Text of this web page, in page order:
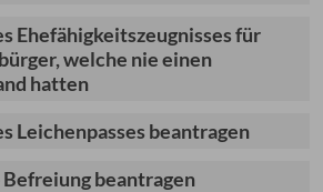
Ehefähigkeitszeugnisses für
welche nie einen
hatten
Leichenpasses beantragen
beantragen